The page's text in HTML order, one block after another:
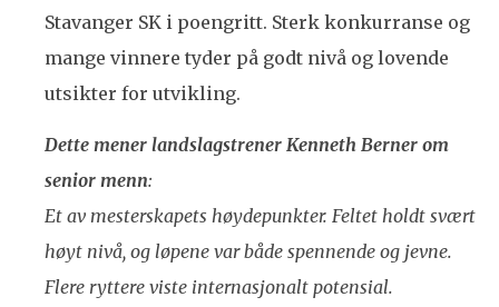
Stavanger SK i poengritt. Sterk konkurranse og
mange vinnere tyder på godt nivå og lovende
utsikter for utvikling.
Dette mener landslagstrener Kenneth Berner om
senior menn:
Et av mesterskapets høydepunkter. Feltet holdt svært
høyt nivå, og løpene var både spennende og jevne.
Flere ryttere viste internasjonalt potensial.